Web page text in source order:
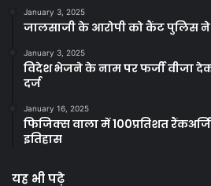
January 3, 2025
जालसाजी के आरोपी को कैंट पुलिस
January 3, 2025
विदेश भेजने के नाम पर फर्जी वीजा
दर्ज
January 16, 2025
फिजिक्स वाला में 100प्रतिशत
इतिहास
यह भी पढ़े